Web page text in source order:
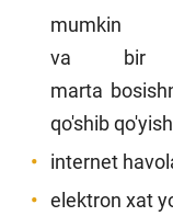
mumkin
va bir
marta
qo'shib
internet
elektron xat